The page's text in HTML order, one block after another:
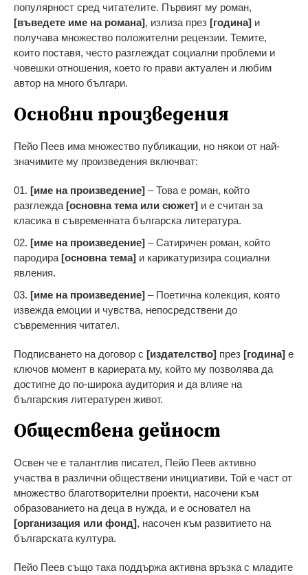
популярност сред читателите. Първият му роман,
[въведете име на романа], излиза през [година] и
получава множество положителни рецензии. Темите,
които поставя, често разглеждат социални проблеми и
човешки отношения, което го прави актуален и любим
автор на много българи.
Основни произведения
Пейо Пеев има множество публикации, но някои от най-
значимите му произведения включват:
[име на произведение] – Това е роман, който
разглежда [основна тема или сюжет] и е считан за
класика в съвременната българска литература.
[име на произведение] – Сатиричен роман, който
пародира [основна тема] и карикатуризира социални
явления.
[име на произведение] – Поетична колекция, която
извежда емоции и чувства, непосредствени до
съвременния читател.
Подписването на договор с [издателство] през [година] е
ключов момент в кариерата му, който му позволява да
достигне до по-широка аудитория и да влияе на
българския литературен живот.
Обществена дейност
Освен че е талантлив писател, Пейо Пеев активно
участва в различни обществени инициативи. Той е част от
множество благотворителни проекти, насочени към
образованието на деца в нужда, и е основател на
[организация или фонд], насочен към развитието на
българската култура.
Пейо Пеев също така поддържа активна връзка с младите